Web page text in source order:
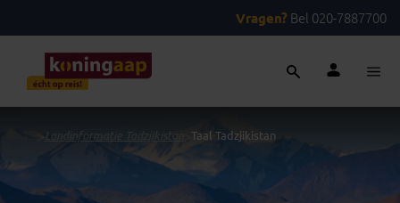
Vragen? Bel 020-7887700
Landinformatie Tadzjikistan Taal Tadzjikistan